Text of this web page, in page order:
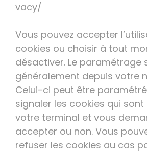
vacy/
Vous pouvez accepter
cookies ou choisir à tout
désactiver. Le paramétrage
généralement depuis votre
Celui-ci peut être
signaler les cookies qui
votre terminal et vous
accepter ou non. Vous
refuser les cookies au cas